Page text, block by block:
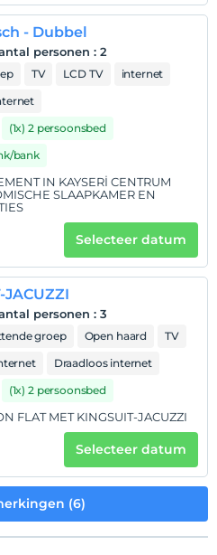
2 kinderen jonger
- Dubbel
personen : 2
TV LCD TV
internet
(1x) 2 persoonsbed
bank
IN KAYSERİ CENTRUM
SLAAPKAMER EN
Selecteer datum
JACUZZI
personen : 3
groep Open haard
TV
Draadloos internet
(1x) 2 persoonsbed
FLAT MET KINGSUIT-JACUZZI
Selecteer datum
(6)